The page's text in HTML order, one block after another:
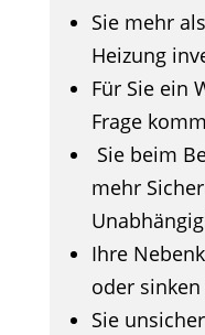
Sie mehr
Heizung
Für Sie ein
Frage
Sie beim
mehr
Ihre
oder
Sie